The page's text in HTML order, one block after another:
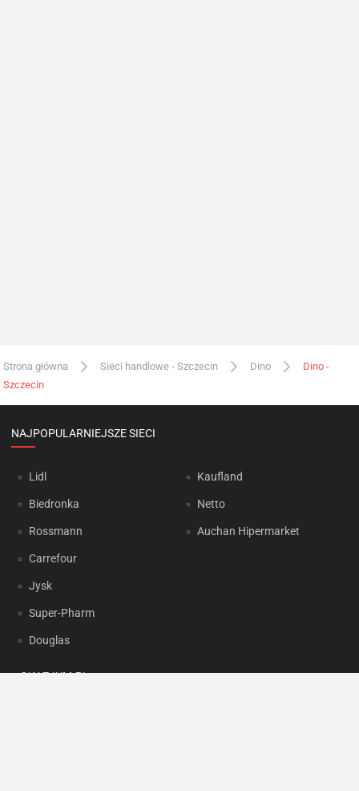
Strona główna Sieci handlowe - Szczecin Dino
Dino -
Szczecin
NAJPOPULARNIEJSZE SIECI
Lidl
Biedronka
Rossmann
Carrefour
Jysk
Super-Pharm
Douglas
Kaufland
Netto
Auchan Hipermarket
OKAZJUM.PL